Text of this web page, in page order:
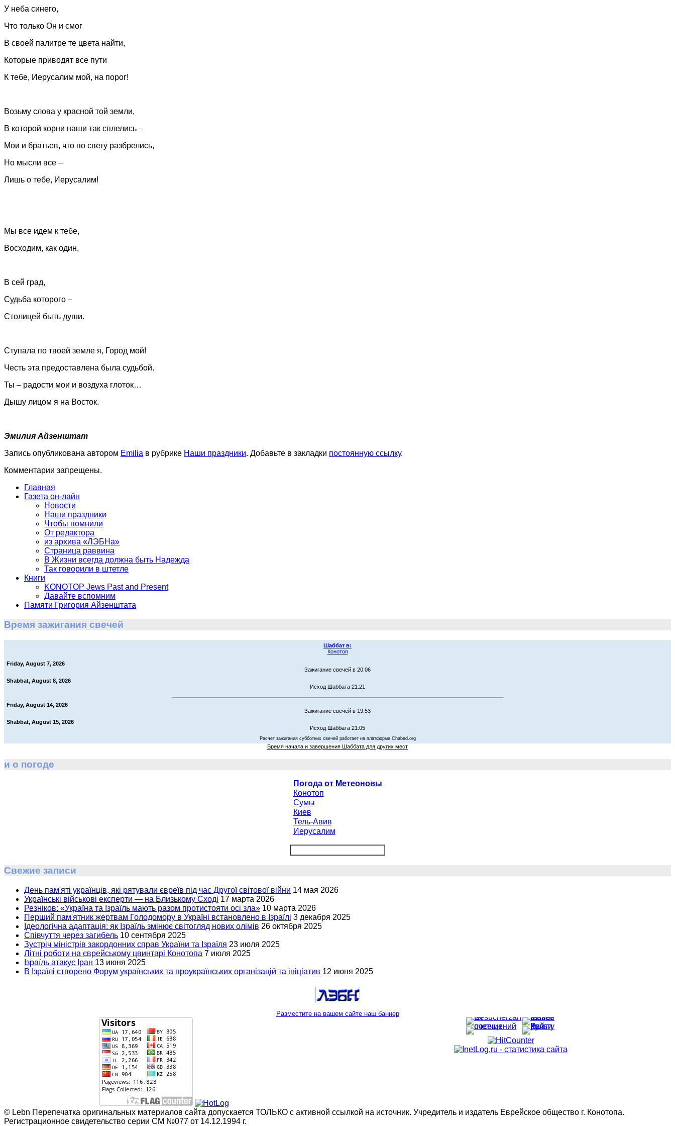
У неба синего,
Что только Он и смог
В своей палитре те цвета найти,
Которые приводят все пути
К тебе, Иерусалим мой, на порог!
Возьму слова у красной той земли,
В которой корни наши так сплелись –
Мои и братьев, что по свету разбрелись,
Но мысли все –
Лишь о тебе, Иерусалим!
Мы все идем к тебе,
Восходим, как один,
В сей град,
Судьба которого –
Столицей быть души.
Ступала по твоей земле я, Город мой!
Честь эта предоставлена была судьбой.
Ты – радости мои и воздуха глоток…
Дышу лицом я на Восток.
Эмилия Айзенштат
Запись опубликована автором Emilia в рубрике Наши праздники. Добавьте в закладки постоянную ссылку.
Комментарии запрещены.
Главная
Газета он-лайн
Новости
Наши праздники
Чтобы помнили
От редактора
из архива «ЛЭБНа»
Страница раввина
В Жизни всегда должна быть Надежда
Так говорили в штетле
Книги
KONOTOP Jews Past and Present
Давайте вспомним
Памяти Григория Айзенштата
Время зажигания свечей
Шаббат в:
Конотоп
Friday, August 7, 2026
Зажигание свечей в 20:06
Shabbat, August 8, 2026
Исход Шаббата 21:21
Friday, August 14, 2026
Зажигание свечей в 19:53
Shabbat, August 15, 2026
Исход Шаббата 21:05
Расчет зажигания субботних свечей работает на платформе Chabad.org
Время начала и завершения Шаббата для других мест
и о погоде
Погода от Метеоновы
Конотоп
Сумы
Киев
Тель-Авив
Иерусалим
Свежие записи
День пам'яті українців, які рятували євреїв під час Другої світової війни 14 мая 2026
Українські військові експерти — на Близькому Сході 17 марта 2026
Резніков: «Україна та Ізраїль мають разом протистояти осі зла» 10 марта 2026
Перший пам'ятник жертвам Голодомору в Україні встановлено в Ізраїлі 3 декабря 2025
Ідеологічна адаптація: як Ізраїль змінює світогляд нових олімів 26 октября 2025
Співчуття через загибель 10 сентября 2025
Зустріч міністрів закордонних справ України та Ізраїля 23 июля 2025
Літні роботи на єврейському цвинтарі Конотопа 7 июля 2025
Ізраїль атакує Іран 13 июня 2025
В Ізраїлі створено Форум українських та проукраїнських організацій та ініціатив 12 июня 2025
Разместите на вашем сайте наш баннер
© Lebn Перепечатка оригинальных материалов сайта допускается ТОЛЬКО с активной ссылкой на источник. Учредитель и издатель Еврейское общество г. Конотопа.
Регистрационное свидетельство серии СМ №077 от 14.12.1994 г.